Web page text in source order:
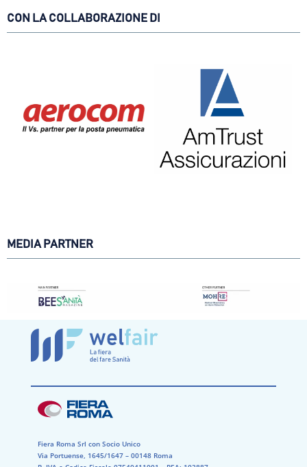
CON LA COLLABORAZIONE DI
MEDIA PARTNER
Fiera Roma Srl con Socio Unico
Via Portuense, 1645/1647 – 00148 Roma